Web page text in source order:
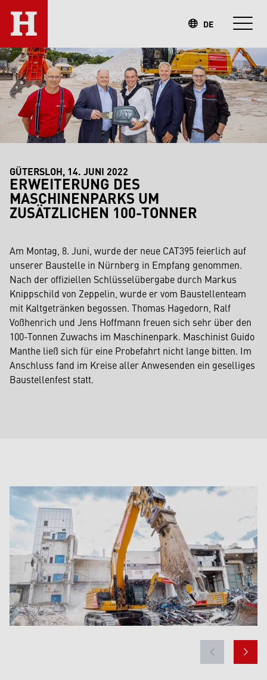
DE
GÜTERSLOH, 14. JUNI 2022
ERWEITERUNG DES
MASCHINENPARKS UM
ZUSÄTZLICHEN 100-TONNER
Am Montag, 8. Juni, wurde der neue CAT395 feierlich auf
unserer Baustelle in Nürnberg in Empfang genommen.
Nach der offiziellen Schlüsselübergabe durch Markus
Knippschild von Zeppelin, wurde er vom Baustellenteam
mit Kaltgetränken begossen. Thomas Hagedorn, Ralf
Voßhenrich und Jens Hoffmann freuen sich sehr über den
100-Tonnen Zuwachs im Maschinenpark. Maschinist Guido
Manthe ließ sich für eine Probefahrt nicht lange bitten. Im
Anschluss fand im Kreise aller Anwesenden ein geselliges
Baustellenfest statt.